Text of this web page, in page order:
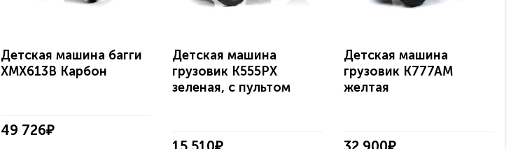
Детская машина багги
ХМХ613В Карбон
49 726₽
Детская машина
грузовик K555PX
зеленая, с пультом
Детская машина
грузовик K777AM
желтая